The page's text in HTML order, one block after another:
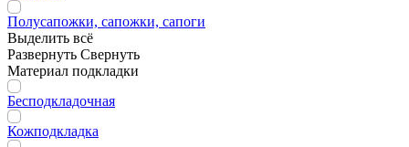
Полусапожки, сапожки, сапоги
Выделить всё
Развернуть Свернуть
Материал подкладки
Бесподкладочная
Кожподкладка